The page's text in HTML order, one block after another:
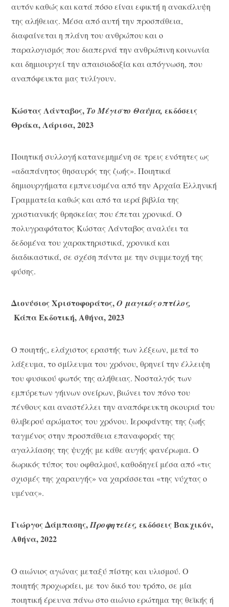
αυτόν καθώς και κατά πόσο είναι εφικτή η ανακάλυψη
της αλήθειας. Μέσα από αυτή την προσπάθεια,
διαφαίνεται η πλάνη του ανθρώπου και ο
παραλογισμός που διαπερνά την ανθρώπινη κοινωνία
και δημιουργεί την απαισιοδοξία και απόγνωση, που
αναπόφευκτα μας τυλίγουν.
Κώστας Λάνταβος, Το Μέγιστο Θαύμα,εκδόσεις
Θράκα, Λάρισα, 2023
Ποιητική συλλογή κατανεμημένη σε τρεις ενότητες ως
«αδαπάνητος θησαυρός της ζωής». Ποιητικά
δημιουργήματα εμπνευσμένα από την Αρχαία Ελληνική
Γραμματεία καθώς και από τα ιερά βιβλία της
χριστιανικής θρησκείας που έπεται χρονικά. Ο
πολυγραφότατος Κώστας Λάνταβος αναλύει τα
δεδομένα του χαρακτηριστικά, χρονικά και
διαδικαστικά, σε σχέση πάντα με την συμμετοχή της
φύσης.
Διονύσιος Χριστοφοράτος,Ο μαγικός οπτίλος,
Κάπα Εκδοτική, Αθήνα, 2023
Ο ποιητής, ελάχιστος εραστής των λέξεων, μετά το
λάξευμα, το σμίλευμα του χρόνου, θρηνεί την έλλειψη
του φυσικού φωτός της αλήθειας. Νοσταλγός των
εμπύρετων γήινων ονείρων, βιώνει τον πόνο του
πένθους και αναστέλλει την αναπόφευκτη σκουριά του
θλιβερού αρώματος του χρόνου. Ιεροφάντης της ζωής
ταγμένος στην προσπάθεια επαναφοράς της
αγαλλίασης της ψυχής με κάθε αυγής φανέρωμα. Ο
δωρικός τύπος του οφθαλμού, καθοδηγεί μέσα από «τις
σχισμές της χαραυγής» να χαράσσεται «της νύχτας ο
υμένας».
Γιώργος Δάμπασης, Προφητείες,εκδόσεις Βακχικόν,
Αθήνα, 2022
Ο αιώνιος αγώνας μεταξύ πίστης και υλισμού. Ο
ποιητής προχωράει, με τον δικό του τρόπο, σε μία
ποιητική έρευνα πάνω στο αιώνιο ερώτημα της θεϊκής ή